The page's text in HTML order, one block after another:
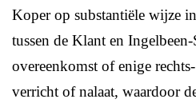
Koper op substantiële wijze
tussen de Klant en Ingelbeen-
overeenkomst of enige
verricht of nalaat, waardoor